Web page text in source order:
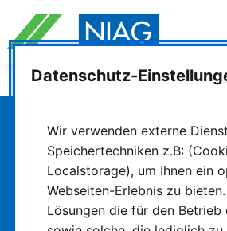
überspringen
Die schlaue Nummerfür Bus &
0800 6504030
Datenschutz-
Wir verwenden externe
Speichertechniken z.B:
Localstorage), um Ihnen ein
Webseiten-Erlebnis zu
Lösungen die für den Betrieb